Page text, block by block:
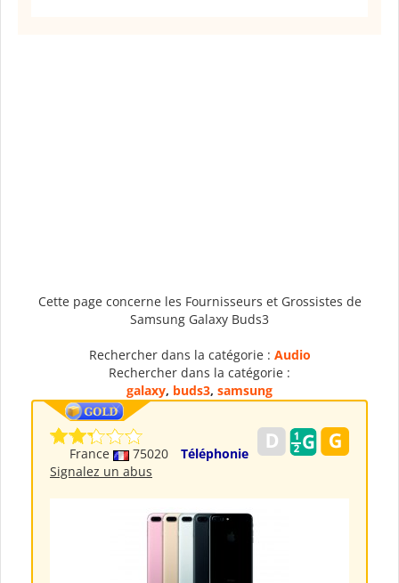
Cette page concerne les Fournisseurs et Grossistes de
Samsung Galaxy Buds3
Rechercher dans la catégorie : Audio
Rechercher dans la catégorie :
galaxy, buds3, samsung
France 75020
Téléphonie
Signalez un abus